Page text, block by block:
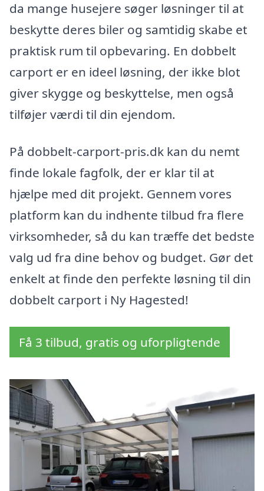
da mange husejere søger løsninger til at
beskytte deres biler og samtidig skabe et
praktisk rum til opbevaring. En dobbelt
carport er en ideel løsning, der ikke blot
giver skygge og beskyttelse, men også
tilføjer værdi til din ejendom.
På dobbelt-carport-pris.dk kan du nemt
finde lokale fagfolk, der er klar til at
hjælpe med dit projekt. Gennem vores
platform kan du indhente tilbud fra flere
virksomheder, så du kan træffe det bedste
valg ud fra dine behov og budget. Gør det
enkelt at finde den perfekte løsning til din
dobbelt carport i Ny Hagested!
Få 3 tilbud, gratis og uforpligtende